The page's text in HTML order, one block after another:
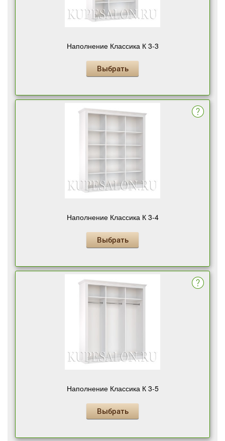
Наполнение Классика К 3-3
Выбрать
Наполнение Классика К 3-4
Выбрать
Наполнение Классика К 3-5
Выбрать